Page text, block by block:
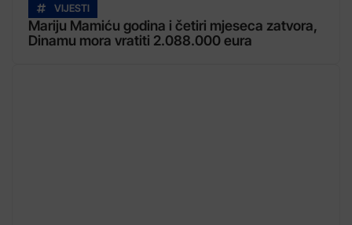
VIJESTI
Mariju Mamiću godina i četiri mjeseca zatvora,
Dinamu mora vratiti 2.088.000 eura